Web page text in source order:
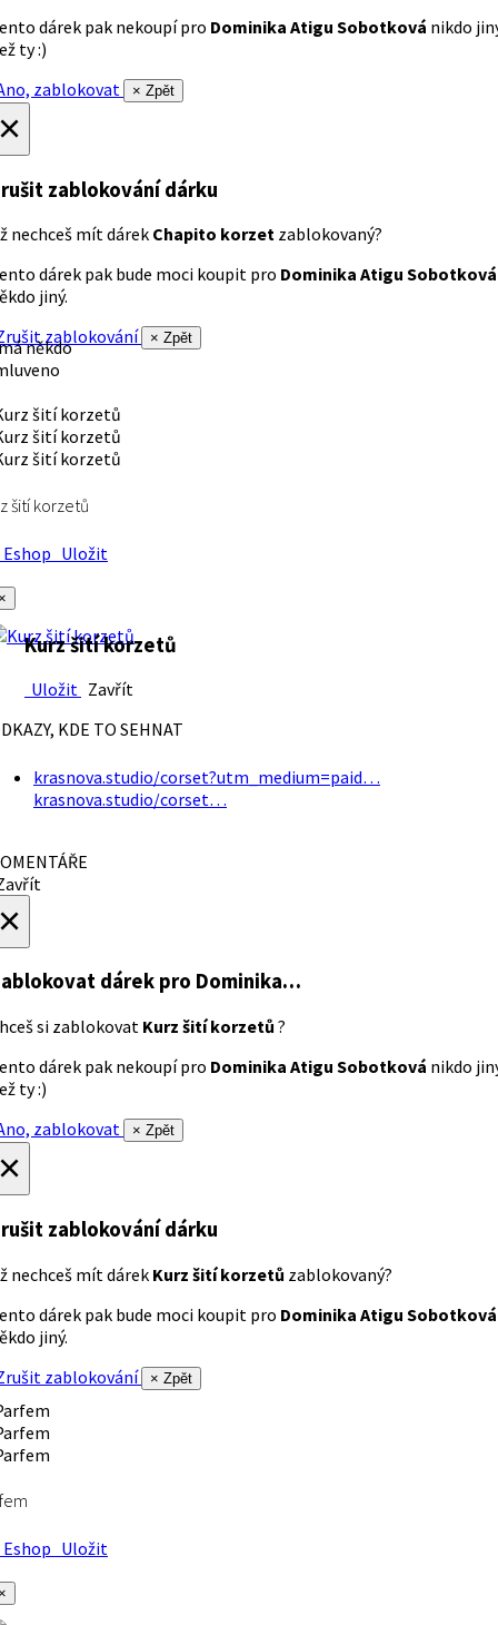
dárek pak nekoupí pro Dominika Atigu Sobotková nikdo
ty :)
zablokovat
× Zpět
zablokování dárku
nechceš mít dárek Chapito korzet zablokovaný?
dárek pak bude moci koupit pro Dominika Atigu Sobotková
jiný.
zablokování
× Zpět
někdo
šití korzetů
Uložit
Kurz šití korzetů
Uložit Zavřít
KDE TO SEHNAT
krasnova.studio/corset?utm_medium=paid…
krasnova.studio/corset…
dárek pro Dominika…
si zablokovat Kurz šití korzetů ?
dárek pak nekoupí pro Dominika Atigu Sobotková nikdo
ty :)
zablokovat
× Zpět
zablokování dárku
nechceš mít dárek Kurz šití korzetů zablokovaný?
dárek pak bude moci koupit pro Dominika Atigu Sobotková
jiný.
zablokování
× Zpět
Uložit